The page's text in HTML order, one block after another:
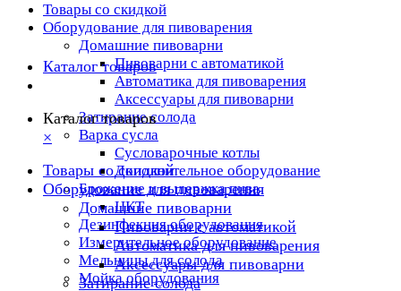
Товары со скидкой
Оборудование для пивоварения
Домашние пивоварни
Пивоварни с автоматикой
Автоматика для пивоварения
Аксессуары для пивоварни
Затирание солода
Варка сусла
Cусловарочные котлы
Дополнительное оборудование
Брожение и выдержка пива
ЦКТ
Дезинфекция оборудования
Измерительное оборудование
Мельницы для солода
Мойка оборудования
Каталог товаров
Каталог товаров
×
Товары со скидкой
Оборудование для пивоварения
Домашние пивоварни
Пивоварни с автоматикой
Автоматика для пивоварения
Аксессуары для пивоварни
Затирание солода